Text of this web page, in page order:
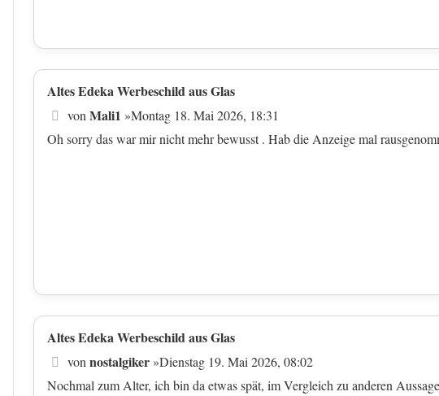
Altes Edeka Werbeschild aus Glas
Beitrag
von Mali1 »Montag 18. Mai 2026, 18:31
Oh sorry das war mir nicht mehr bewusst . Hab die Anzeige mal
Altes Edeka Werbeschild aus Glas
Beitrag
vonnostalgiker»Dienstag 19. Mai 2026, 08:02
Nochmal zum Alter, ich bin da etwas spät, im Vergleich zu anderen